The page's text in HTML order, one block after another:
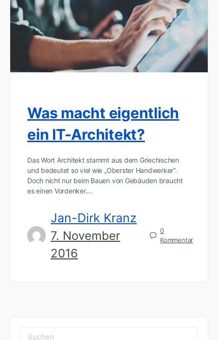
Was macht eigentlich
ein IT-Architekt?
Das Wort Architekt stammt aus dem Griechischen
und bedeutet so viel wie „Oberster Handwerker“.
Doch nicht nur beim Bauen von Gebäuden braucht
es einen Vordenker.…
Jan-Dirk Kranz
7. November
2016
0
Kommentar
Suchen